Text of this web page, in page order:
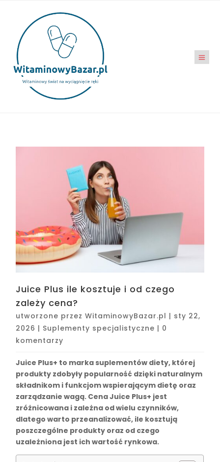
Juice Plus ile kosztuje i od czego
zależy cena?
utworzone przezWitaminowyBazar.pl | sty 22,
2026 | Suplementy specjalistyczne | 0
komentarzy
Juice Plus+ to marka suplementów diety, której
produkty zdobyły popularność dzięki naturalnym
składnikom i funkcjom wspierającym dietę oraz
zarządzanie wagą. Cena Juice Plus+ jest
zróżnicowana i zależna od wielu czynników,
dlatego warto przeanalizować, ile kosztują
poszczególne produkty oraz od czego
uzależniona jest ich wartość rynkowa.